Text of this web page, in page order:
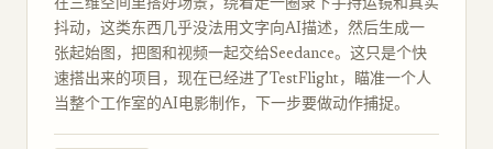
在三维空间里搭好场景，绕着走一圈录下手持运镜和真实
抖动，这类东西几乎没法用文字向AI描述，然后生成一
张起始图，把图和视频一起交给Seedance。这只是个快
速搭出来的项目，现在已经进了TestFlight，瞄准一个人
当整个工作室的AI电影制作，下一步要做动作捕捉。